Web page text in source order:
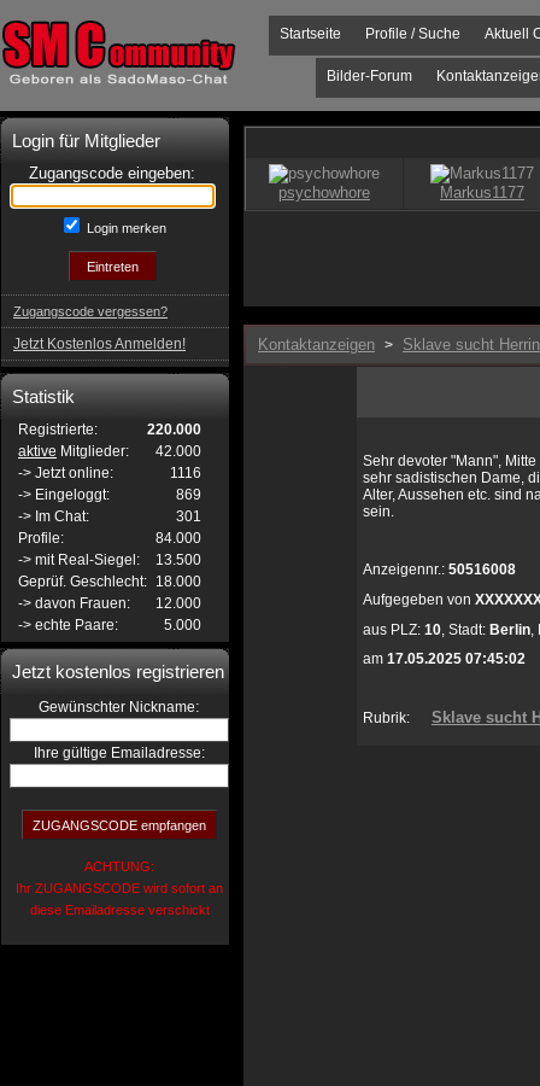
Aktuell
Profile / Suche
Startseite
Bilder-Forum
Login für Mitglieder
Zugangscode eingeben:
Login merken
Zugangscode vergessen?
Jetzt Kostenlos Anmelden!
Statistik
Registrierte:
220.000
aktive Mitglieder:
42.000
-> Jetzt online:
1116
-> Eingeloggt:
869
-> Im Chat:
301
Profile:
84.000
-> mit Real-Siegel:
13.500
Geprüf. Geschlecht: 18.000
-> davon Frauen:
12.000
-> echte Paare:
5.000
Jetzt kostenlos registrieren
Gewünschter Nickname:
Ihre gültige Emailadresse:
ACHTUNG:
Ihr ZUGANGSCODE wird sofort an
diese Emailadresse verschickt
Kontaktanzeigen > Sklave sucht Herrin
Sehr devoter "Mann",
sehr sadistischen Dame,
Alter, Aussehen etc. sind
sein.
Anzeigennr.: 50516008
Aufgegeben von
aus PLZ: 10, Stadt: Berlin,
am 17.05.2025 07:45:02
Rubrik: Sklave sucht